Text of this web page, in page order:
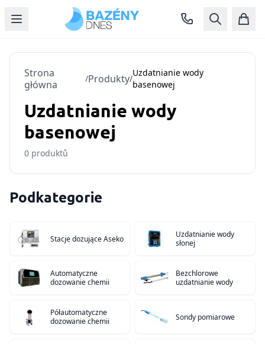
Strona
główna
/Produkty/
Uzdatnianie wody
basenowej
Uzdatnianie wody
basenowej
0 produktů
Podkategorie
Stacje dozujące Aseko
Uzdatnianie wody
słonej
Automatyczne
dozowanie chemii
Bezchlorowe
uzdatnianie wody
Półautomatyczne
dozowanie chemii
Sondy pomiarowe